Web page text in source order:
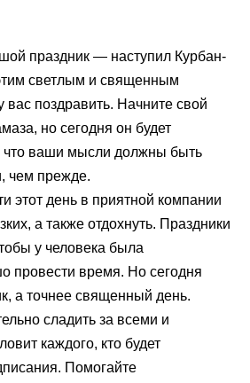
праздник — наступил Курбан-
светлым и священным
вас поздравить. Начните свой
но сегодня он будет
что ваши мысли должны быть
чем прежде.
этот день в приятной компании
а также отдохнуть. Праздники
у человека была
провести время. Но сегодня
а точнее священный день.
сладить за всеми и
каждого, кто будет
Помогайте